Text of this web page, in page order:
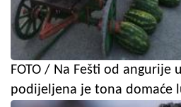
FOTO / Na Fešti od angurije
podijeljena je tona domaće